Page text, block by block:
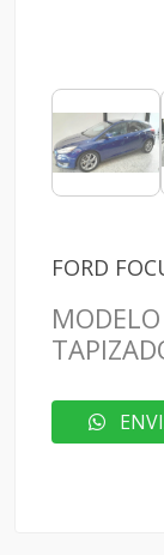
FORD